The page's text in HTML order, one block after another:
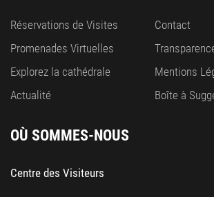
Réservations de Visites
Promenades Virtuelles
Explorez la cathédrale
Actualité
Contact
Mentions
Boîte à
OÙ SOMMES-NOUS
Centre des Visiteurs